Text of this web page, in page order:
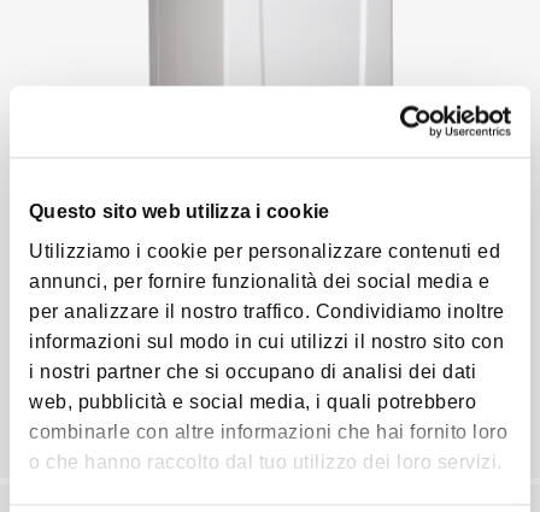
Questo sito web utilizza i cookie
Utilizziamo i cookie per personalizzare contenuti ed
annunci, per fornire funzionalità dei social media e
per analizzare il nostro traffico. Condividiamo inoltre
informazioni sul modo in cui utilizzi il nostro sito con
i nostri partner che si occupano di analisi dei dati
web, pubblicità e social media, i quali potrebbero
combinarle con altre informazioni che hai fornito loro
o che hanno raccolto dal tuo utilizzo dei loro servizi.
SMILE ENERGY MK
Modulo termico murale a condensazione
Scopri la Serie